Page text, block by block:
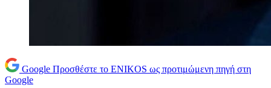
Google Προσθέστε το ENIKOS ως προτιμώμενη πηγή στη
Google